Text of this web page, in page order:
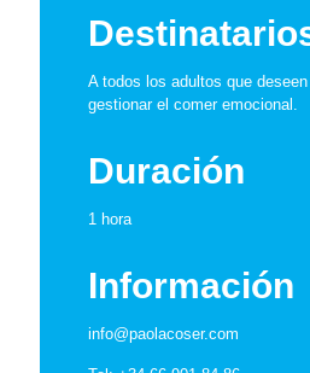
A todos los adultos que
gestionar el comer emocional.
Duración
1 hora
Información
info@paolacoser.com